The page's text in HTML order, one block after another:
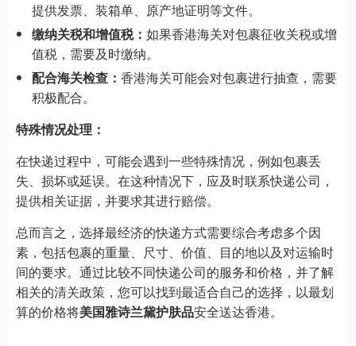
提供发票、装箱单、原产地证明等文件。
缴纳关税和增值税： 如果香港海关对包裹征收关税或增
值税，需要及时缴纳。
配合海关检查： 香港海关可能会对包裹进行抽查，需要
积极配合。
特殊情况处理：
在快递过程中，可能会遇到一些特殊情况，例如包裹丢
失、损坏或延误。在这种情况下，应及时联系快递公司，
提供相关证据，并要求其进行赔偿。
总而言之，选择最经济的快递方式需要综合考虑多个因
素，包括包裹的重量、尺寸、价值、目的地以及对运输时
间的要求。通过比较不同快递公司的服务和价格，并了解
相关的清关政策，您可以找到最适合自己的选择，以最划
算的价格将美国雅诗兰黛护肤品安全送达香港。